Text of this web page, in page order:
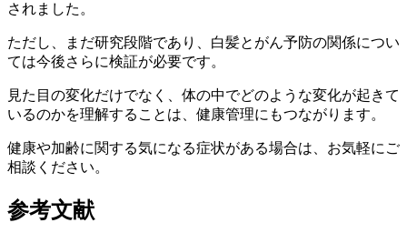
されました。
ただし、まだ研究段階であり、白髪とがん予防の関係につい
ては今後さらに検証が必要です。
見た目の変化だけでなく、体の中でどのような変化が起きて
いるのかを理解することは、健康管理にもつながります。
健康や加齢に関する気になる症状がある場合は、お気軽にご
相談ください。
参考文献